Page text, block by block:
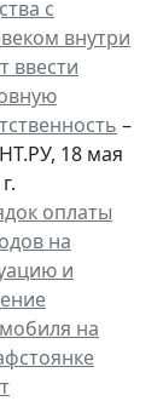
с
внутри
ввести
–
18 мая
оплаты
на
и
на